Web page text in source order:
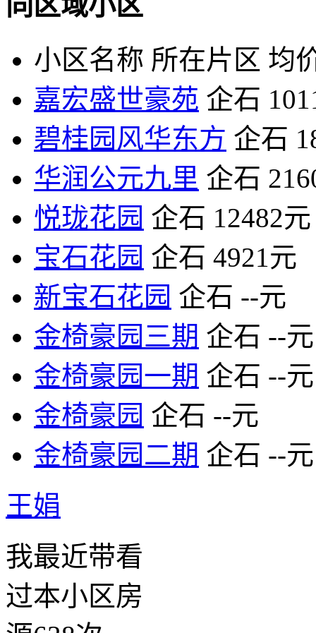
小区名称 所在片区 均
嘉宏盛世豪苑 企石
碧桂园风华东方 企石
华润公元九里 企石
悦珑花园 企石 12482元
宝石花园 企石 4921元
新宝石花园 企石 --元
金椅豪园三期 企石 --元
金椅豪园一期 企石 --元
金椅豪园 企石 --元
金椅豪园二期 企石 --元
王娟
我最近带看
过本小区房